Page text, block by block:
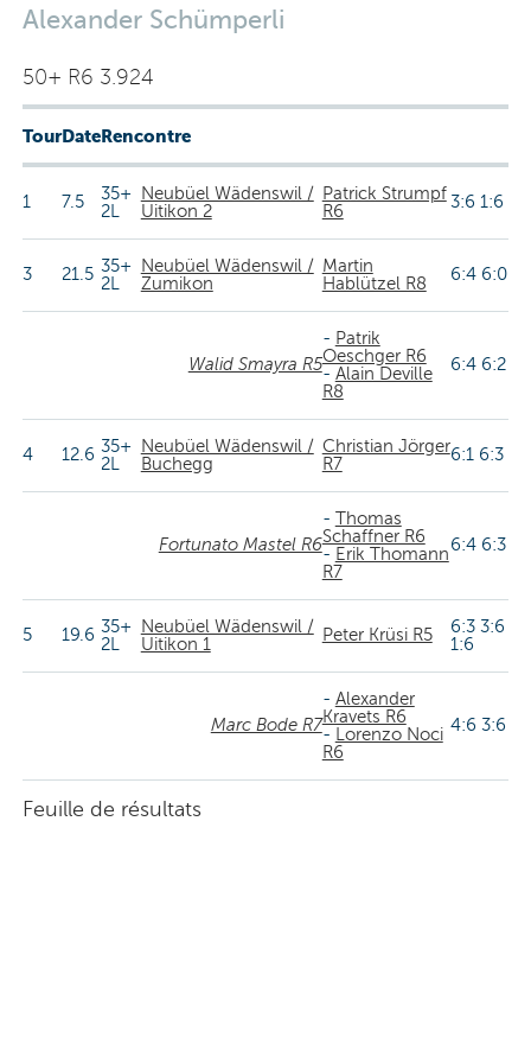
Alexander Schümperli
50+ R6 3.924
TourDateRencontre
1 7.5
35+
2L
Neubüel Wädenswil /
Uitikon 2
Patrick Strumpf
R6
3:6 1:6
3 21.5 35+
2L
Neubüel Wädenswil /
Zumikon
Martin
Hablützel R8
6:4 6:0
Walid Smayra R5
- Patrik
Oeschger R6
- Alain Deville
R8
6:4 6:2
4 12.6 35+
2L
Neubüel Wädenswil /
Buchegg
Christian Jörger
R7
6:1 6:3
Fortunato Mastel R6
- Thomas
Schaffner R6
- Erik Thomann
R7
6:4 6:3
5 19.6 35+
2L
Neubüel Wädenswil /
Uitikon 1
Peter Krüsi R5
6:3 3:6
1:6
Marc Bode R7
- Alexander
Kravets R6
-
Lorenzo Noci
R6
4:6 3:6
Feuille de résultats